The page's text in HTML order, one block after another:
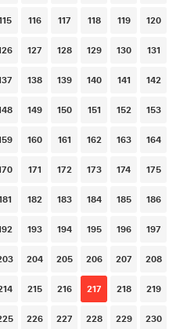
116 117 118 119 120
127 128 129 130 131
138 139 140 141 142
149 150 151 152 153
160 161 162 163 164
171 172 173 174 175
182 183 184 185 186
193 194 195 196 197
204 205 206 207 208
215 216 217 218 219
226 227 228 229 230